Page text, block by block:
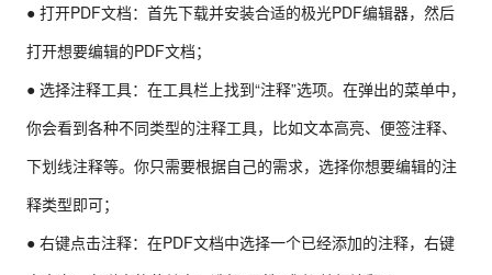
● 打开PDF文档：首先下载并安装合适的极光PDF编辑器，然后
打开想要编辑的PDF文档；
● 选择注释工具：在工具栏上找到“注释”选项。在弹出的菜单中，
你会看到各种不同类型的注释工具，比如文本高亮、便签注释、
下划线注释等。你只需要根据自己的需求，选择你想要编辑的注
释类型即可；
● 右键点击注释：在PDF文档中选择一个已经添加的注释，右键